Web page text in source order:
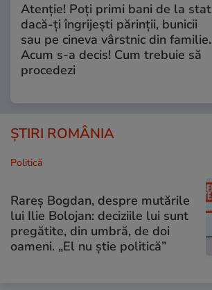
Atenție! Poți primi bani de la stat
dacă-ți îngrijești părinții, bunicii
sau pe cineva vârstnic din familie.
Acum s-a decis! Cum trebuie să
procedezi
ȘTIRI ROMÂNIA
Politică
Rareș Bogdan, despre mutările
lui Ilie Bolojan: deciziile lui sunt
pregătite, din umbră, de doi
oameni. „El nu știe politică”